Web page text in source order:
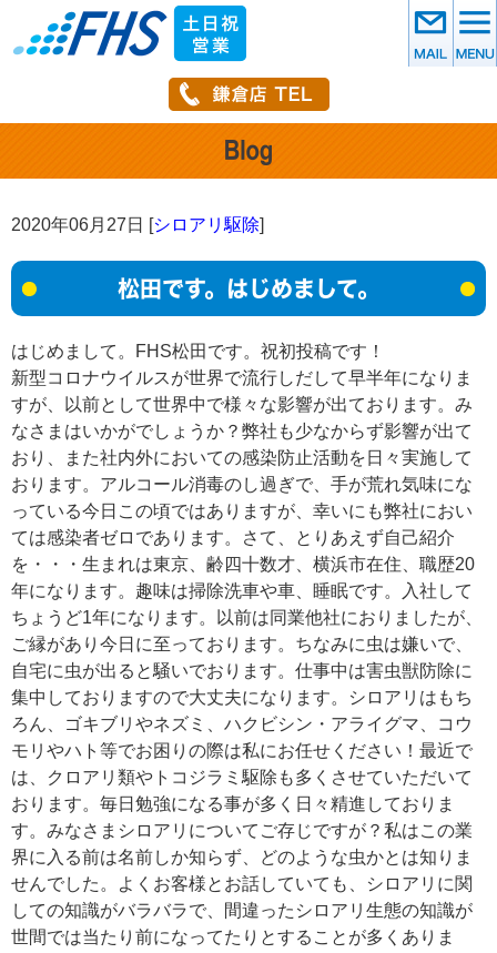
2020年06月27日 [シロアリ駆除]
松田です。はじめまして。
はじめまして。FHS松田です。祝初投稿です！
新型コロナウイルスが世界で流行しだして早半年になりま
すが、以前として世界中で様々な影響が出ております。み
なさまはいかがでしょうか？弊社も少なからず影響が出て
おり、また社内外においての感染防止活動を日々実施して
おります。アルコール消毒のし過ぎで、手が荒れ気味にな
っている今日この頃ではありますが、幸いにも弊社におい
ては感染者ゼロであります。さて、とりあえず自己紹介
を・・・生まれは東京、齢四十数才、横浜市在住、職歴20
年になります。趣味は掃除洗車や車、睡眠です。入社して
ちょうど1年になります。以前は同業他社におりましたが、
ご縁があり今日に至っております。ちなみに虫は嫌いで、
自宅に虫が出ると騒いでおります。仕事中は害虫獣防除に
集中しておりますので大丈夫になります。シロアリはもち
ろん、ゴキブリやネズミ、ハクビシン・アライグマ、コウ
モリやハト等でお困りの際は私にお任せください！最近で
は、クロアリ類やトコジラミ駆除も多くさせていただいて
おります。毎日勉強になる事が多く日々精進しておりま
す。みなさまシロアリについてご存じですが？私はこの業
界に入る前は名前しか知らず、どのような虫かとは知りま
せんでした。よくお客様とお話していても、シロアリに関
しての知識がバラバラで、間違ったシロアリ生態の知識が
世間では当たり前になってたりとすることが多くありま